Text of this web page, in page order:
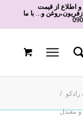
اطلاع از قیمت
و... با ما
/
معتدل